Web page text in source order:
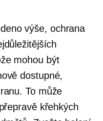
výše, ochrana
mohou být
dostupné,
To může
křehkých